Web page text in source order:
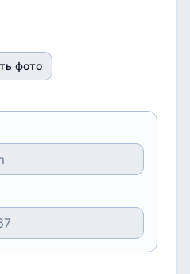
фото